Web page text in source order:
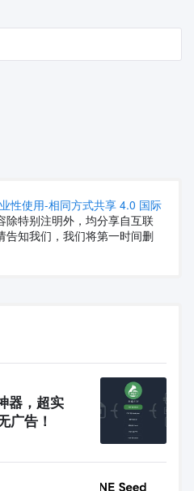
性使用-相同方式共享 4.0 国际
除特别注明外，均分享自互联
告知我们，我们将第一时间删
器，超实
广告！